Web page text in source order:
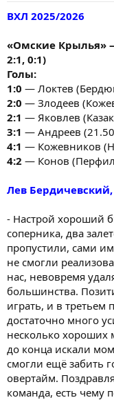
ВХЛ 2025/2026
«Омские Крылья»
2:1, 0:1)
Голы:
1:0 — Локтев
2:0 — Злодеев
2:1 — Яковлев
3:1 — Андреев
4:1 — Кожевников
4:2 — Конов
Лев
- Настрой хороший
соперника, два
пропустили, сами
не смогли
нас, невовремя
большинства.
играть, и в третьем
достаточно много
несколько хороших
до конца искали
смогли ещё забить
овертайм.
команда, есть чему